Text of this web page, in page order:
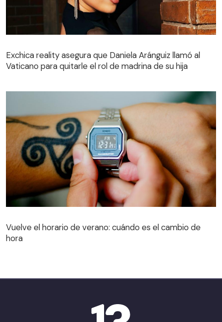
Exchica reality asegura que Daniela Aránguiz llamó al
Vaticano para quitarle el rol de madrina de su hija
Vuelve el horario de verano: cuándo es el cambio de
hora